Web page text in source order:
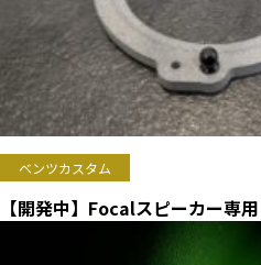
ベンツカスタム
【開発中】Focalスピーカー専